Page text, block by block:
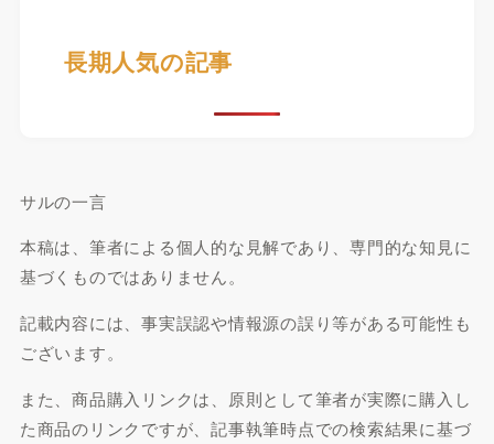
長期人気の記事
サルの一言
本稿は、筆者による個人的な見解であり、専門的な知見に
基づくものではありません。
記載内容には、事実誤認や情報源の誤り等がある可能性も
ございます。
また、商品購入リンクは、原則として筆者が実際に購入し
た商品のリンクですが、記事執筆時点での検索結果に基づ